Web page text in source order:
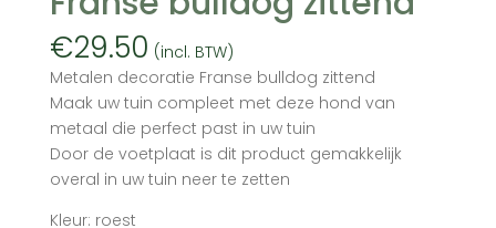
€29.50 (incl. BTW)
Metalen decoratie Franse bulldog zittend
Maak uw tuin compleet met deze hond van
metaal die perfect past in uw tuin
Door de voetplaat is dit product gemakkelijk
overal in uw tuin neer te zetten
Kleur: roest